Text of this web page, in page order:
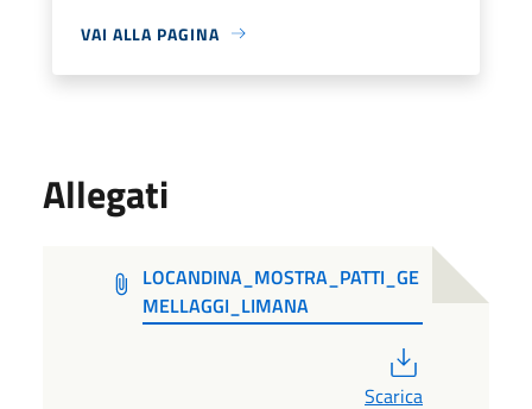
VAI ALLA PAGINA
Allegati
LOCANDINA_MOSTRA_PATTI_GE
MELLAGGI_LIMANA
Scarica